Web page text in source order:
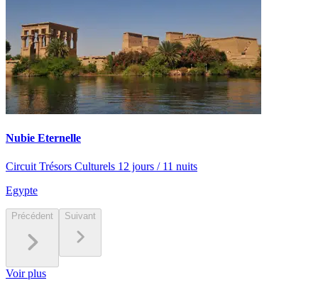
Nubie Eternelle
Circuit Trésors Culturels 12 jours / 11 nuits
Egypte
Précédent Suivant
Voir plus